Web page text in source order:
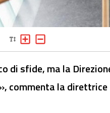
di sfide, ma la
commenta la direttrice